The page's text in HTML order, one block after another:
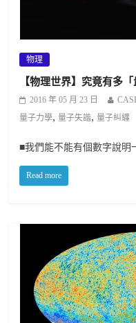
物理
【物理世界】究竟有多
2016 年 05 月 23 日
量子力學,量子失諧,量子糾纏
■我們能不能有個數字說明
Read more